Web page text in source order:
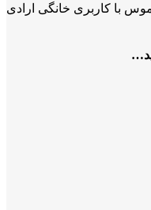
موس با کاربری خانگی ارادی